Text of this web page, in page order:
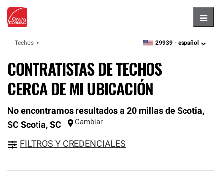
Techos zipcode,language
29939 - español
CONTRATISTAS DE TECHOS
CERCA DE MI UBICACIÓN
No encontramos resultados a 20 millas de Scotia,
SC Scotia, SC Cambiar
FILTROS Y CREDENCIALES